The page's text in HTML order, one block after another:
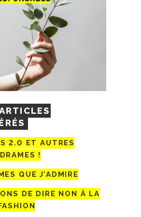
2.0 ET AUTRES
!
QUE J’ADMIRE
DE DIRE NON À LA